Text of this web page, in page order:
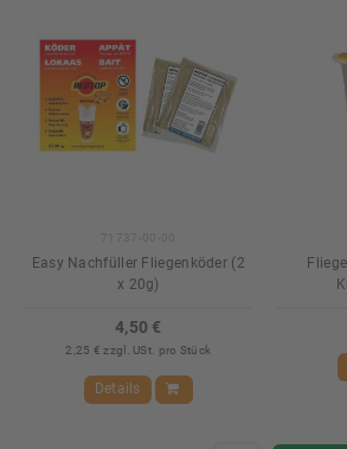
Easy Nachfüller Fliegenköder (2
x 20g)
4,50 €
2,25 € zzgl. USt. pro Stück
Details